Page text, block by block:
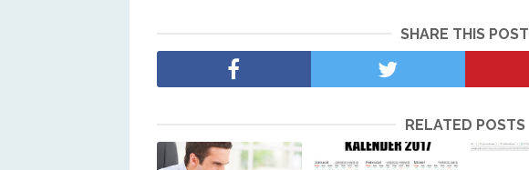
SHARE THIS POST
RELATED POSTS